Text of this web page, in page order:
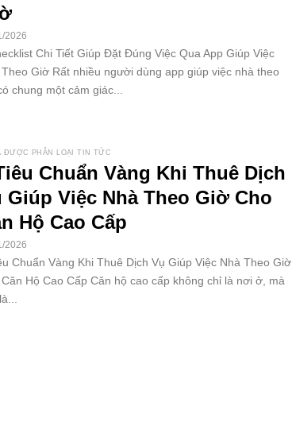
2026
Chi Tiết Giúp Đặt Đúng Việc Qua App Giúp Việc
Theo Giờ Rất nhiều người dùng app giúp việc nhà theo
chung một cảm giác...
ĐƯỢC PHÂN LOẠI TIN TỨC
Chuẩn Vàng Khi Thuê Dịch
Giúp Việc Nhà Theo Giờ Cho
Hộ Cao Cấp
2026
Chuẩn Vàng Khi Thuê Dịch Vụ Giúp Việc Nhà Theo Giờ
Hộ Cao Cấp Căn hộ cao cấp không chỉ là nơi ở, mà